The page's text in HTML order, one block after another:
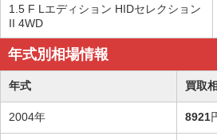
1.5 F Lエディション HIDセレクション
II 4WD
年式別相場情報
年式 買取
2004年 8921